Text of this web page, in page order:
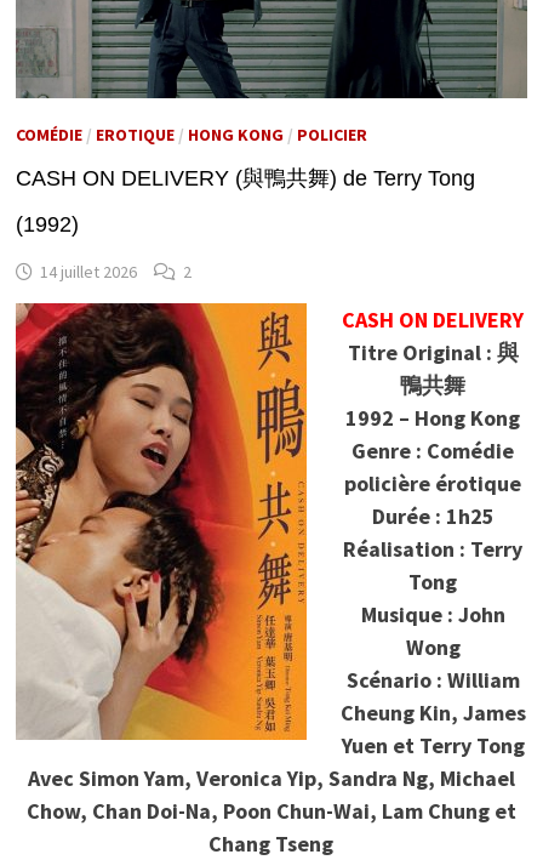
COMÉDIE/ EROTIQUE/ HONG KONG/ POLICIER
CASH ON DELIVERY (與鴨共舞) de Terry Tong
(1992)
14 juillet 2026 2
CASH ON DELIVERY
Titre Original : 與
鴨共舞
1992 – Hong Kong
Genre : Comédie
policière érotique
Durée : 1h25
Réalisation : Terry
Tong
Musique : John
Wong
Scénario : William
Cheung Kin, James
Yuen et Terry Tong
Avec Simon Yam, Veronica Yip, Sandra Ng, Michael
Chow, Chan Doi-Na, Poon Chun-Wai, Lam Chung et
Chang Tseng